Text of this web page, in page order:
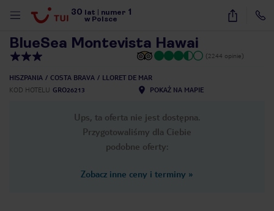
30 lat numer 1
w Polsce
32
BlueSea Montevista Hawai
(2244 opinie)
HISZPANIA COSTA BRAVA
LLORET DE MAR
KOD HOTELU GRO26213 POKAŻ NA MAPIE
Ups, ta oferta nie jest dostępna.
Przygotowaliśmy dla Ciebie
podobne oferty:
Zobacz inne ceny i terminy »